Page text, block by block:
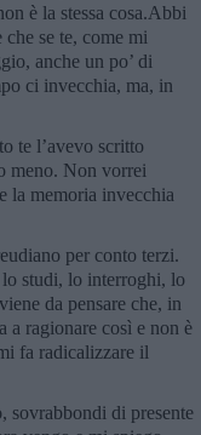
è la stessa cosa.Abbi
se te, come mi
anche un po’ di
ci invecchia, ma, in
te l’avevo scritto
meno. Non vorrei
la memoria invecchia
per conto terzi.
lo studi, lo interroghi, lo
da pensare che, in
a ragionare così e non è
fa radicalizzare il
sovrabbondi di presente